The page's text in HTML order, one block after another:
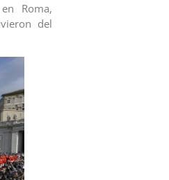
Roma,
del